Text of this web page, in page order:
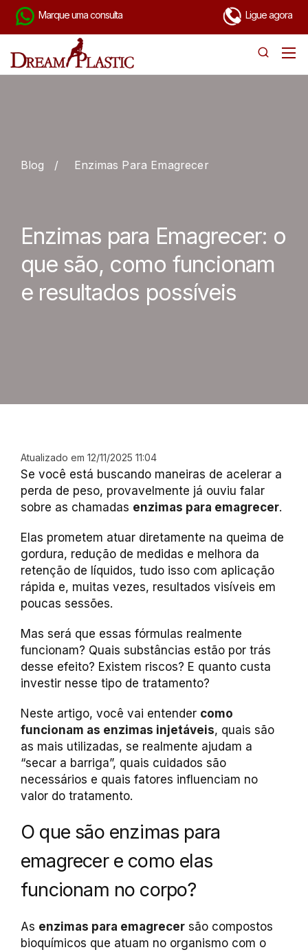
Marque uma consulta Ligue agora
Blog / Enzimas Para Emagrecer
Enzimas para Emagrecer: o
que são, como funcionam
e resultados possíveis
Atualizado em 12/11/2025 11:04
Se você está buscando maneiras de acelerar a
perda de peso, provavelmente já ouviu falar
sobre as chamadas enzimas para emagrecer.
Elas prometem atuar diretamente na queima de
gordura, redução de medidas e melhora da
retenção de líquidos, tudo isso com aplicação
rápida e, muitas vezes, resultados visíveis em
poucas sessões.
Mas será que essas fórmulas realmente
funcionam? Quais substâncias estão por trás
desse efeito? Existem riscos? E quanto custa
investir nesse tipo de tratamento?
Neste artigo, você vai entender como
funcionam as enzimas injetáveis, quais são
as mais utilizadas, se realmente ajudam a
“secar a barriga”, quais cuidados são
necessários e quais fatores influenciam no
valor do tratamento.
O que são enzimas para
emagrecer e como elas
funcionam no corpo?
As enzimas para emagrecer são compostos
bioquímicos que atuam no organismo com o